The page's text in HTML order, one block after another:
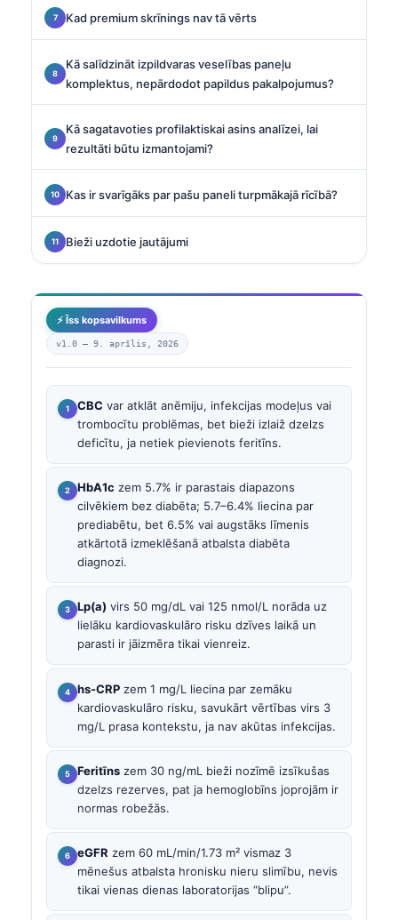
Kad premium skrīnings nav tā vērts
Kā salīdzināt izpildvaras veselības paneļu
komplektus, nepārdodot papildus pakalpojumus?
Kā sagatavoties profilaktiskai asins analīzei, lai
rezultāti būtu izmantojami?
Kas ir svarīgāks par pašu paneli turpmākajā rīcībā?
Bieži uzdotie jautājumi
⚡ Īss kopsavilkums
v1.0 — 9. aprīlis, 2026
CBC var atklāt anēmiju, infekcijas modeļus vai
trombocītu problēmas, bet bieži izlaiž dzelzs
deficītu, ja netiek pievienots feritīns.
HbA1c zem 5.7% ir parastais diapazons
cilvēkiem bez diabēta; 5.7–6.4% liecina par
prediabētu, bet 6.5% vai augstāks līmenis
atkārtotā izmeklēšanā atbalsta diabēta
diagnozi.
Lp(a) virs 50 mg/dL vai 125 nmol/L norāda uz
lielāku kardiovaskulāro risku dzīves laikā un
parasti ir jāizmēra tikai vienreiz.
hs-CRP zem 1 mg/L liecina par zemāku
kardiovaskulāro risku, savukārt vērtības virs 3
mg/L prasa kontekstu, ja nav akūtas infekcijas.
Feritīns zem 30 ng/mL bieži nozīmē izsīkušas
dzelzs rezerves, pat ja hemoglobīns joprojām ir
normas robežās.
eGFR zem 60 mL/min/1.73 m² vismaz 3
mēnešus atbalsta hronisku nieru slimību, nevis
tikai vienas dienas laboratorijas “blipu”.